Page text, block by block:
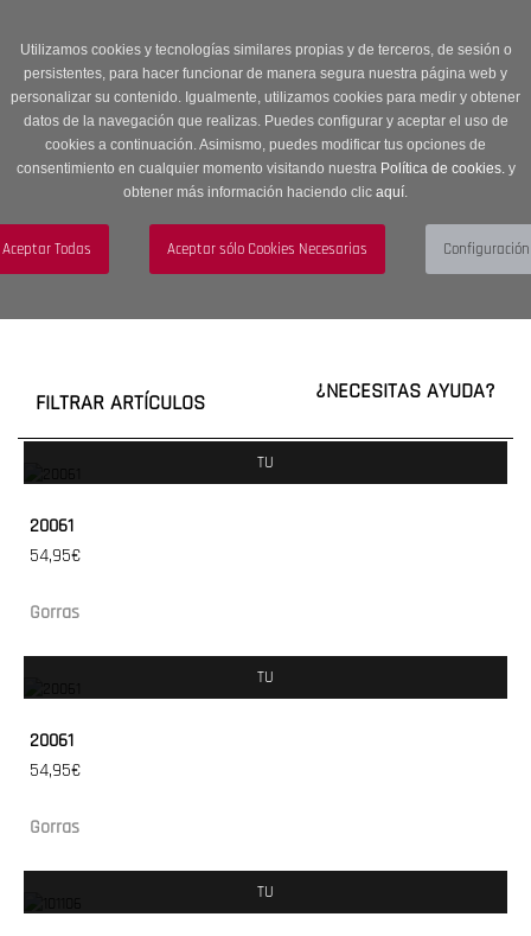
Utilizamos cookies y tecnologías similares propias y de terceros, de sesión o
persistentes, para hacer funcionar de manera segura nuestra página web y
personalizar su contenido. Igualmente, utilizamos cookies para medir y obtener
datos de la navegación que realizas. Puedes configurar y aceptar el uso de
cookies a continuación. Asimismo, puedes modificar tus opciones de
consentimiento en cualquier momento visitando nuestra Política de cookies.y
obtener más información haciendo clic aquí.
descuento en Sección OUTLET con código OUTLET20
navigation
Menú
FILTRAR ARTÍCULOS ¿NECESITAS AYUDA?
TU
20061
54,95€
Gorras
TU
20061
54,95€
Gorras
TU